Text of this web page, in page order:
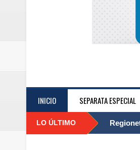
INICIO SEPARATA ESPECIAL
LO ÚLTIMO